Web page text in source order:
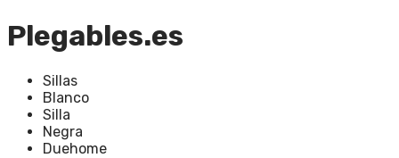
Plegables.es
Sillas
Blanco
Silla
Negra
Duehome